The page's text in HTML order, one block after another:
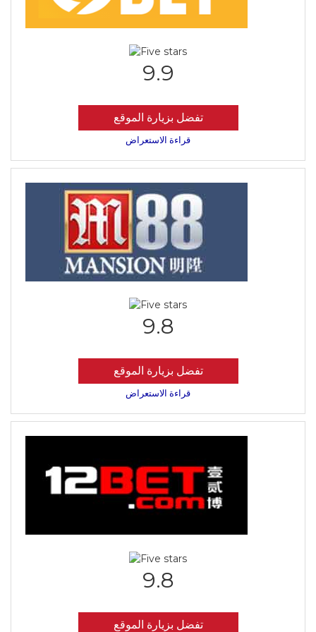
9.9
تفضل بزيارة الموقع
قراءة الاستعراض
9.8
تفضل بزيارة الموقع
قراءة الاستعراض
9.8
تفضل بزيارة الموقع